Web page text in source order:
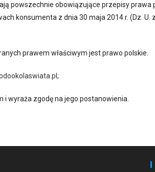
powszechnie obowiązujące przepisy prawa
konsumenta z dnia 30 maja 2014 r. (Dz.
prawem właściwym jest prawo polskie.
;
i wyraża zgodę na jego postanowienia.